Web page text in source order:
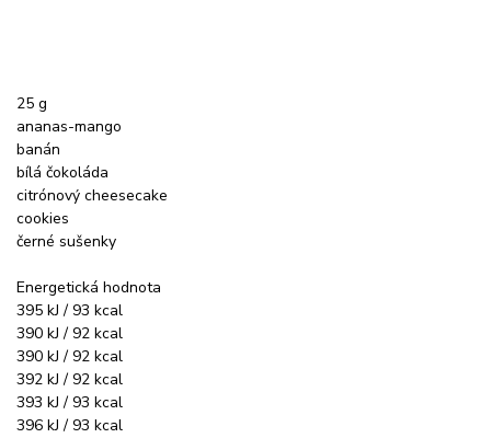
25 g
ananas-mango
banán
bílá čokoláda
citrónový cheesecake
cookies
černé sušenky
Energetická hodnota
395 kJ / 93 kcal
390 kJ / 92 kcal
390 kJ / 92 kcal
392 kJ / 92 kcal
393 kJ / 93 kcal
396 kJ / 93 kcal